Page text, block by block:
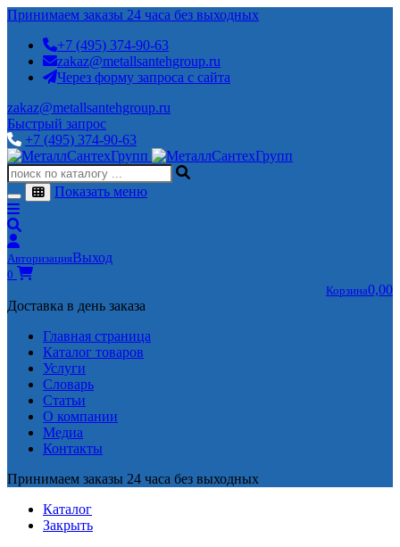
Принимаем заказы 24 часа без выходных
+7 (495) 374-90-63
zakaz@metallsantehgroup.ru
Через форму запроса с сайта
zakaz@metallsantehgroup.ru
Быстрый запрос
+7 (495) 374-90-63
Показать меню
АвторизацияВыход
0
Корзина0,00
Доставка в день заказа
Главная страница
Каталог товаров
Услуги
Словарь
Статьи
О компании
Медиа
Контакты
Принимаем заказы 24 часа без выходных
Каталог
Закрыть